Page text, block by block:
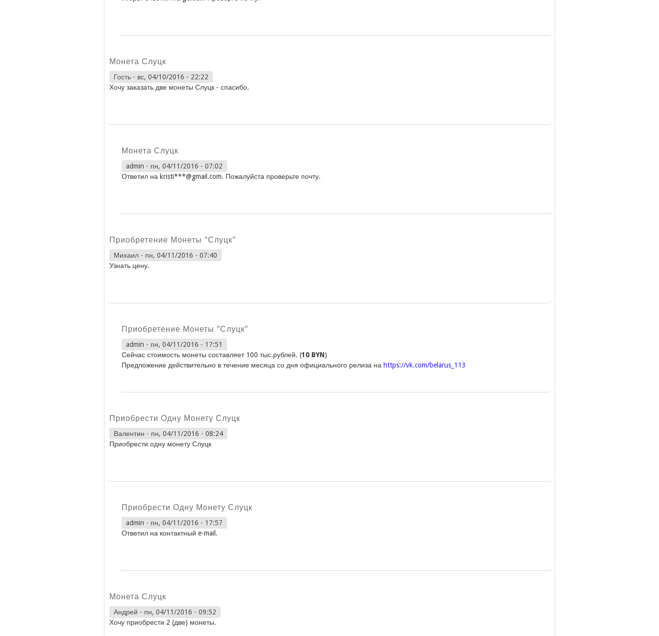
Монета Слуцк
Гость - вс, 04/10/2016 - 22:22
Хочу заказать две монеты Слуцк - спасибо.
Монета Слуцк
admin - пн, 04/11/2016 - 07:02
Ответил на kristi***@gmail.com. Пожалуйста проверьте почту.
Приобретение Монеты "Слуцк"
Михаил - пн, 04/11/2016 - 07:40
Узнать цену.
Приобретение Монеты "Слуцк"
admin - пн, 04/11/2016 - 17:51
Сейчас стоимость монеты составляет 100 тыс.рублей. (10 BYN)
Предложение действительно в течение месяца со дня официального релиза на https://vk.com/belarus_113
Приобрести Одну Монету Слуцк
Валентин - пн, 04/11/2016 - 08:24
Приобрести одну монету Слуцк
Приобрести Одну Монету Слуцк
admin - пн, 04/11/2016 - 17:57
Ответил на контактный e-mail.
Монета Слуцк
Андрей - пн, 04/11/2016 - 09:52
Хочу приобрести 2 (две) монеты.